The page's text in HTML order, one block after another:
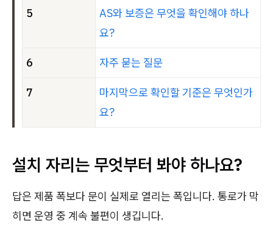
5
AS와 보증은 무엇을 확인해야 하나
요?
6 자주 묻는 질문
7
마지막으로 확인할 기준은 무엇인가
요?
설치 자리는 무엇부터 봐야 하나요?
답은 제품 폭보다 문이 실제로 열리는 폭입니다. 통로가 막
히면 운영 중 계속 불편이 생깁니다.